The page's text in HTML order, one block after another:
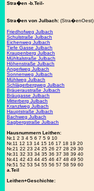
Stra�en -b.Teil-
Stra�en von Julbach: (Stra�enOest)
Friedhofweg Julbach
Schulstraße Julbach
Eichenweg Julbach
Tiefe Gasse Julbach
Kraupenberg Julbach
Mühltalstraße Julbach
Höhenstraße Julbach
Angerlweg Julbach
Sonnenweg Julbach
Mühlweg Julbach
Schlägerbergweg Julbach
Bräueraustraße Julbach
Bräugasse Julbach
Mitterberg Julbach
Kranzlweg Julbach
Hauptstraße Julbach
Bachweg Julbach
Sagbergstraße Julbach
Hausnummern Leithen:
Nr.1 2 3 4 5 6 7 5 9 10
Nr.11 12 13 14 15 16 17 18 19 20
Nr.21 22 23 24 25 26 27 28 29 30
Nr.31 32 33 34 35 36 37 38 39 40
Nr.41 42 43 44 45 46 47 48 49 50
Nr.51 52 53 54 55 56 57 58 59 60
a.Teil
Leithen+Geschichte: